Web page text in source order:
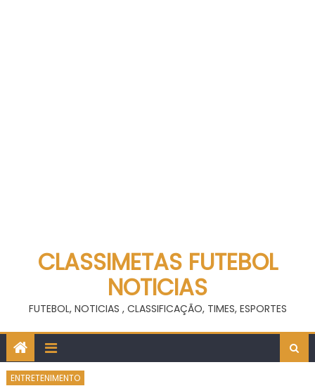
CLASSIMETAS FUTEBOL
NOTICIAS
FUTEBOL, NOTICIAS , CLASSIFICAÇÃO, TIMES, ESPORTES
ENTRETENIMENTO